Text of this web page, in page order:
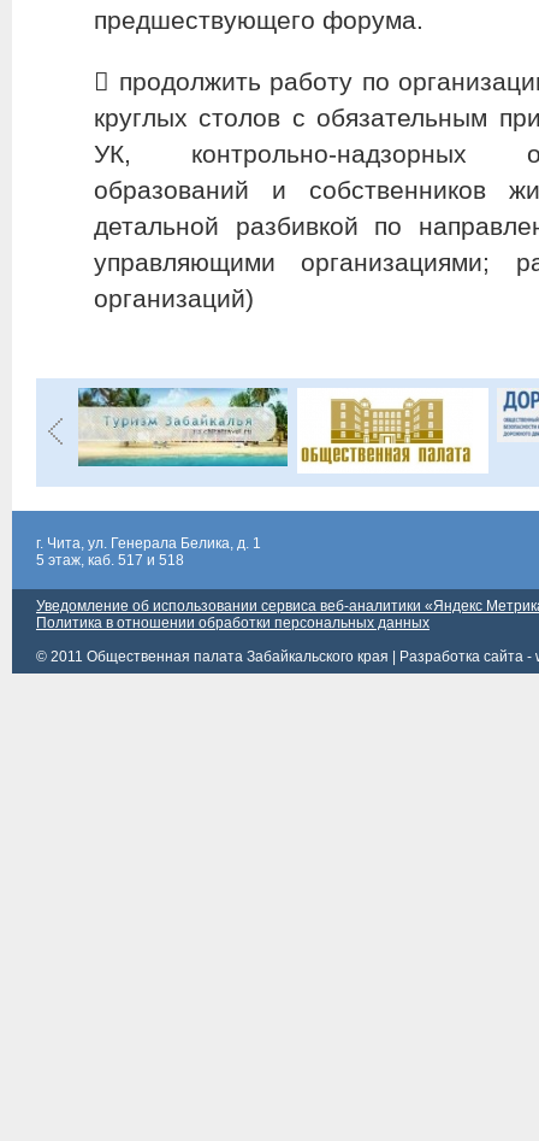
предшествующего форума.
​ продолжить работу по
круглых столов с обязательным
УК, контрольно-надзорных
образований и собственников
детальной разбивкой по
управляющими организациями;
организаций)
г. Чита, ул. Генерала Белика, д. 1
5 этаж, каб. 517 и 518
Уведомление об использовании сервиса веб-аналитики «Яндекс
Политика в отношении обработки персональных данных
© 2011 Общественная палата Забайкальского края |
Разработка сайта -